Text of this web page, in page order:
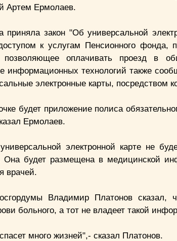
Артем Ермолаев.
закон "Об универсальной
к услугам Пенсионного фонда,
позволяющее оплачивать проезд в
информационных технологий также
электронные карты, посредством
будет приложение полиса
Ермолаев.
электронной карте не
Она будет размещена в медицинской
врачей.
Владимир Платонов сказал,
больного, а тот не владеет такой
много жизней",- сказал Платонов.